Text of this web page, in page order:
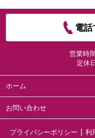
電話
営業時
定休
ホーム
お問い合わせ
プライバシーポリシー 利